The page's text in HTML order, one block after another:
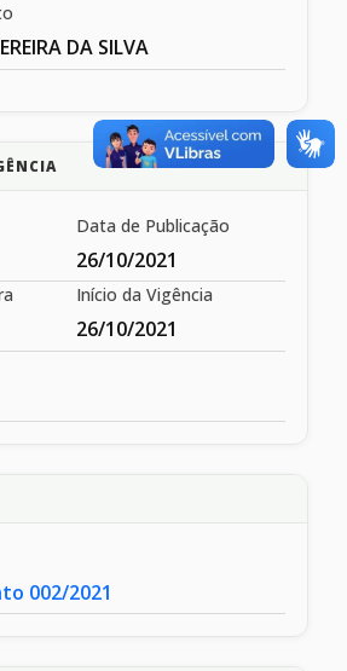
DA SILVA
Data de Publicação
26/10/2021
Início da Vigência
26/10/2021
002/2021